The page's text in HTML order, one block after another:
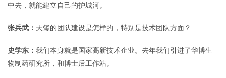
中去，就能建立自己的护城河。
张兵武： 天玺的团队建设是怎样的，特别是技术团队方面？
史学东： 我们本身就是国家高新技术企业。去年我们引进了华博生
物制药研究所，和博士后工作站。